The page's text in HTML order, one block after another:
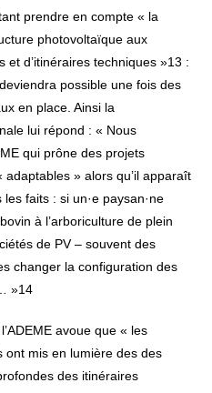
prendre en compte « la
photovoltaïque aux
et d’itinéraires techniques »13 :
possible une fois des
en place. Ainsi la
lui répond : « Nous
qui prône des projets
» alors qu’il apparaît
faits : si un·e paysan·ne
à l’arboriculture de plein
de PV – souvent des
changer la configuration des
»14
avoue que « les
ont mis en lumière des des
des itinéraires